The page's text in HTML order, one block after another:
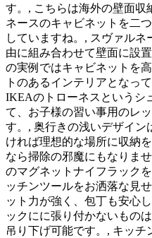
す。, こちらは海外の壁面
ネースのキャビネットを二
していますね。, スヴァル
由に組み合わせて壁面に設
の実例ではキャビネットを
トのあるインテリアとなっ
IKEAのトローネスというシ
て、お子様の習い事用のレ
す。, 奥行きの浅いデザイン
ければ理想的な場所に収納
なら掃除の邪魔にもなりま
のマグネットナイフラック
ッチンツールをお洒落な見
ット力が強く、包丁も安心
ックにに張り付かないもの
吊り下げ可能です。, キッ